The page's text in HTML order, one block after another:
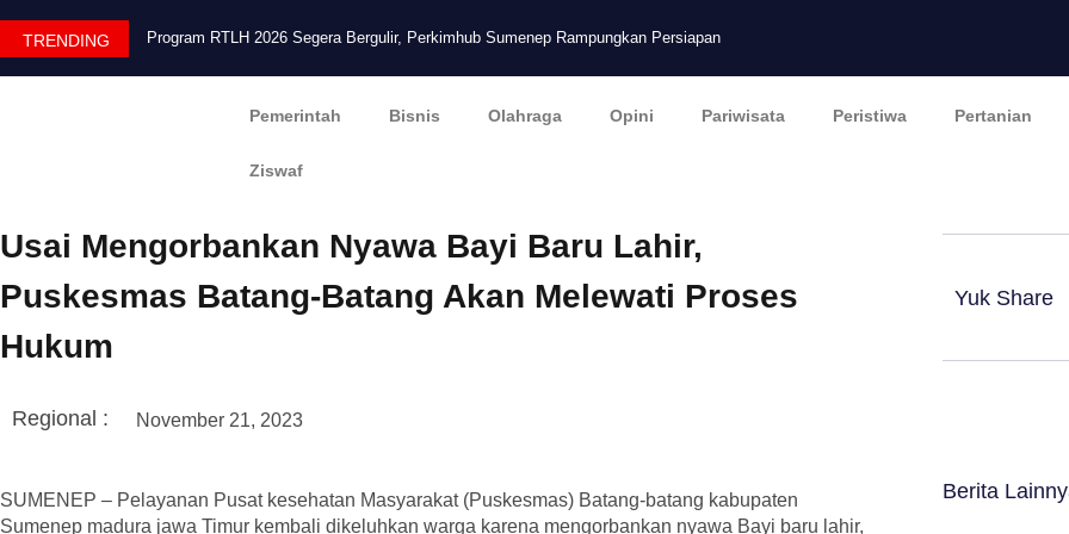
TRENDING Program RTLH 2026 Segera Bergulir, Perkimhub Sumenep Rampungkan Persiapan
Pemerintah Bisnis Olahraga Opini Pariwisata Peristiwa Pertanian
Ziswaf
Usai Mengorbankan Nyawa Bayi Baru Lahir,
Puskesmas Batang-Batang Akan Melewati Proses
Hukum
Regional : November 21, 2023
SUMENEP – Pelayanan Pusat kesehatan Masyarakat (Puskesmas) Batang-batang kabupaten
Sumenep madura jawa Timur kembali dikeluhkan warga karena mengorbankan nyawa Bayi baru lahir,
Yuk Share
Berita